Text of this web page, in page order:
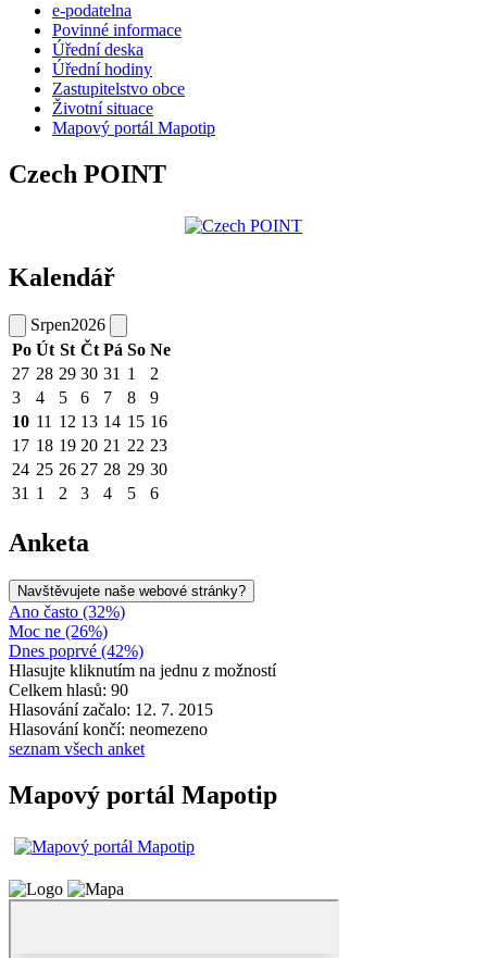
e-podatelna
Povinné informace
Úřední deska
Úřední hodiny
Zastupitelstvo obce
Životní situace
Mapový portál Mapotip
Czech POINT
Kalendář
Srpen2026
Po Út St Čt Pá So Ne
27 28 29 30 31 1
2
3
4 5 6 7 8
9
10 11 12 13 14 15 16
17 18 19 20 21 22 23
24 25 26 27 28 29 30
31 1 2 3 4 5 6
Anketa
Navštěvujete naše webové stránky?
Ano často (32%)
Moc ne (26%)
Dnes poprvé (42%)
Hlasujte kliknutím na jednu z možností
Celkem hlasů: 90
Hlasování začalo: 12. 7. 2015
Hlasování končí: neomezeno
seznam všech anket
Mapový portál Mapotip